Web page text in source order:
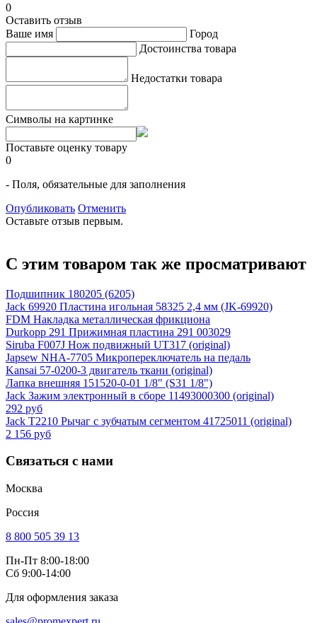
0
Оставить отзыв
Ваше имя
Город
Достоинства товара
Недостатки товара
Символы на картинке
Поставьте оценку товару
0
- Поля, обязательные для заполнения
Опубликовать Отменить
Оставьте отзыв первым.
С этим товаром так же просматривают
Подшипник 180205 (6205)
Jack 69920 Пластина игольная 58325 2,4 мм (JK-69920)
FDM Накладка металлическая фрикциона
Durkopp 291 Прижимная пластина 291 003029
Siruba F007J Нож подвижный UT317 (original)
Japsew NHA-7705 Микропереключатель на педаль
Kansai 57-0200-3 двигатель ткани (original)
Лапка внешняя 151520-0-01 1/8" (S31 1/8")
Jack Зажим электронный в сборе 11493000300 (original)
292 руб
Jack T2210 Рычаг с зубчатым сегментом 41725011 (original)
2 156 руб
Связаться с нами
Москва
Россия
8 800 505 39 13
Пн-Пт 8:00-18:00
Сб 9:00-14:00
Для оформления заказа